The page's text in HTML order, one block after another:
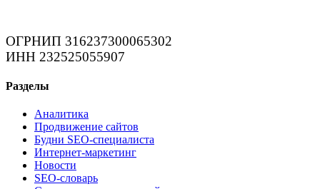
ОГРНИП 316237300065302
ИНН 232525055907
Разделы
Аналитика
Продвижение сайтов
Будни SEO-специалиста
Интернет-маркетинг
Новости
SEO-словарь